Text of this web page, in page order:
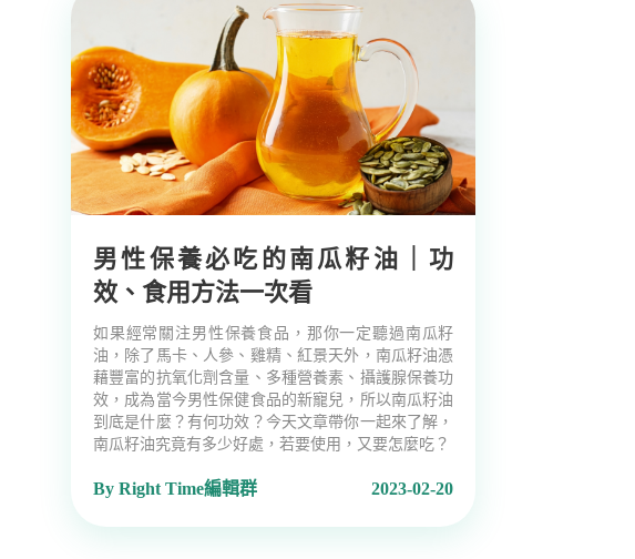
男性保養必吃的南瓜籽油｜功
效、食用方法一次看
如果經常關注男性保養食品，那你一定聽過南瓜籽
油，除了馬卡、人參、雞精、紅景天外，南瓜籽油憑
藉豐富的抗氧化劑含量、多種營養素、攝護腺保養功
效，成為當今男性保健食品的新寵兒，所以南瓜籽油
到底是什麼？有何功效？今天文章帶你一起來了解，
南瓜籽油究竟有多少好處，若要使用，又要怎麼吃？
By Right Time編輯群 2023-02-20